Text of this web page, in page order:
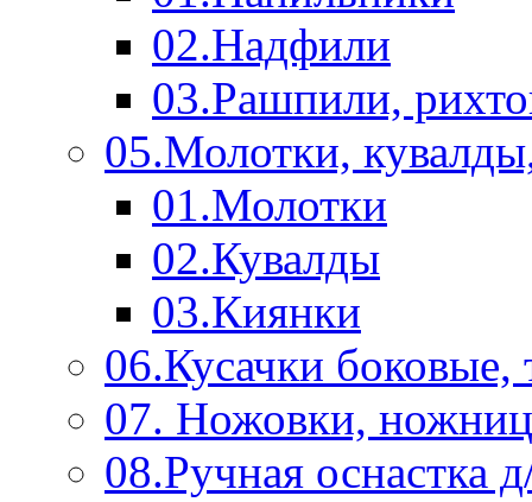
02.Надфили
03.Рашпили,
05.Молотки,
01.Молотки
02.Кувалды
03.Киянки
06.Кусачки боковые,
07. Ножовки,
08.Ручная оснастка